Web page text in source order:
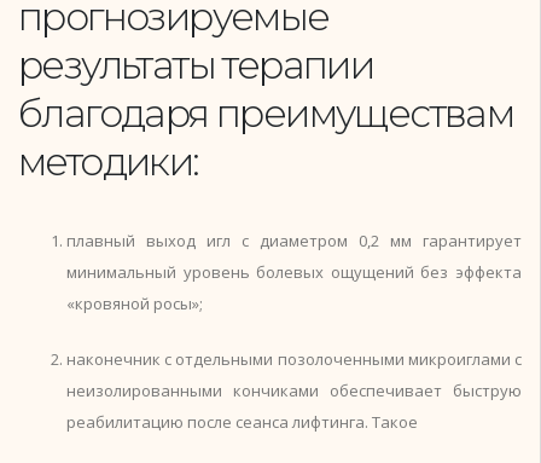
прогнозируемые
результаты терапии
благодаря преимуществам
методики:
плавный выход игл с диаметром 0,2 мм гарантирует
минимальный уровень болевых ощущений без эффекта
«кровяной росы»;
наконечник с отдельными позолоченными микроиглами с
неизолированными кончиками обеспечивает быструю
реабилитацию после сеанса лифтинга. Такое